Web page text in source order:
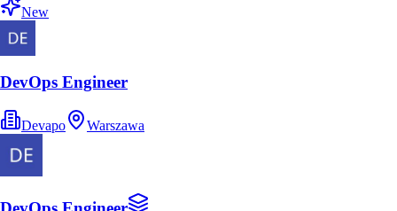
New
DevOps Engineer
Devapo Warszawa